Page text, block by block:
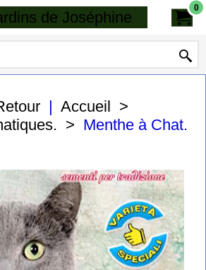
de Joséphine
0
| Accueil >
> Menthe à Chat.